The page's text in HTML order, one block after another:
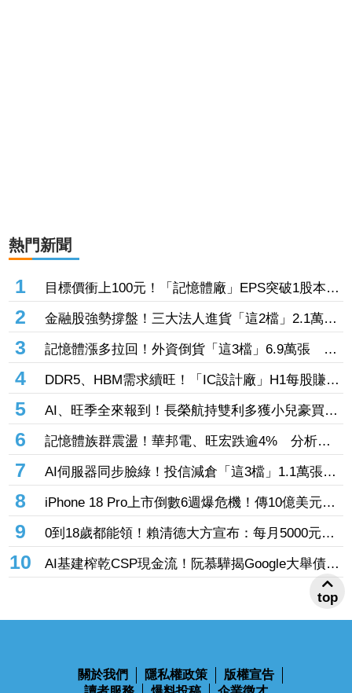
熱門新聞
1
目標價衝上100元！「記憶體廠」EPS突破1股本
DRAM大漲45%＋合作美光獲利迎轉機
2
金融股強勢撐盤！三大法人進貨「這2檔」2.1萬
張 投8.54億元連12日進場三商壽
3
記憶體漲多拉回！外資倒貨「這3檔」6.9萬張 連
賣華邦電2天捲102億元
4
DDR5、HBM需求續旺！「IC設計廠」H1每股賺
9.13元 董座：搶晶圓產能比毛利率更重要
5
AI、旺季全來報到！長榮航持雙利多獲小兒豪買逾
53萬張成寵兒 「這檔」前7月營收狂超去年全年
也獲青睞
6
記憶體族群震盪！華邦電、旺宏跌逾4% 分析師
點名「這2檔」多頭：布局看技術面
7
AI伺服器同步臉綠！投信減倉「這3檔」1.1萬張
投信連砍緯創2刀帶走18.96億元
8
iPhone 18 Pro上市倒數6週爆危機！傳10億美元晶
片卡封裝「躺在廠房」 恐面臨庫存不足
9
0到18歲都能領！賴清德大方宣布：每月5000元成
長津貼 婚、產假全面加碼
10
AI基建榨乾CSP現金流！阮慕驊揭Google大舉債衝
擊
關於我們 隱私權政策
版權宣告
top